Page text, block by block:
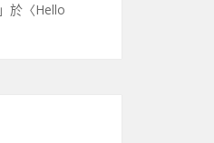
」於〈Hello